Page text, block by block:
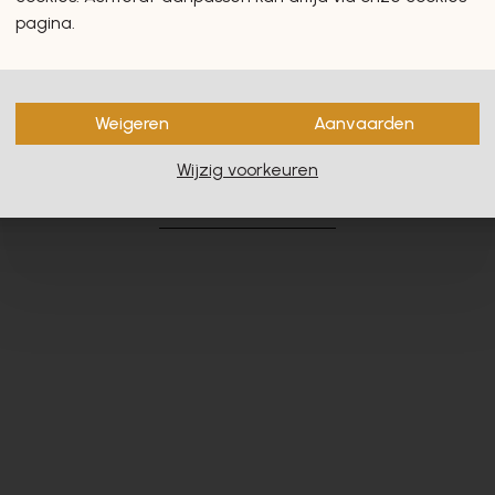
zullen u zeker en vast
pagina.
Weigeren Aanvaarden
Wijzig voorkeuren